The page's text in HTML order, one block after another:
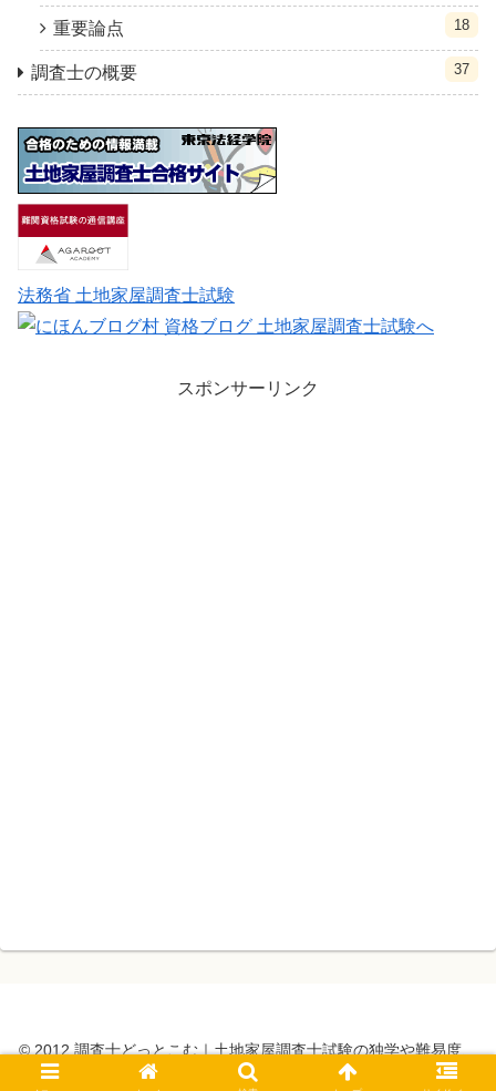
重要論点 18
調査士の概要 37
法務省 土地家屋調査士試験
スポンサーリンク
© 2012 調査士どっとこむ｜土地家屋調査士試験の独学や難易度、
測量士補も.